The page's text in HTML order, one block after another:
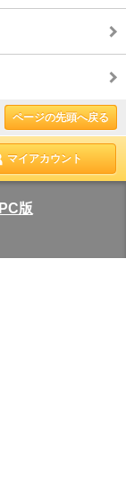
ページの先頭へ戻る
マイアカウント
PC版